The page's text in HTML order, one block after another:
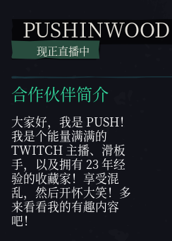
PUSHINWOOD
现正直播中
合作伙伴简介
大家好，我是 PUSH！
我是个能量满满的
TWITCH 主播、滑板
手，以及拥有 23 年经
验的收藏家！享受混
乱，然后开怀大笑！多
来看看我的有趣内容
吧！